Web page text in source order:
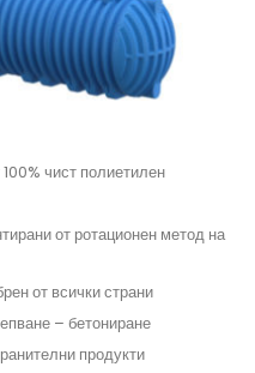
чист полиетилен
от ротационен метод на
от всички страни
– бетониране
продукти